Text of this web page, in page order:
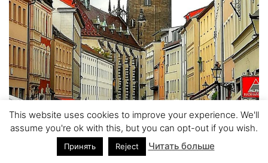
This website uses cookies to improve your experience. We'll
assume you're ok with this, but you can opt-out if you wish.
Принять Reject Читать больше